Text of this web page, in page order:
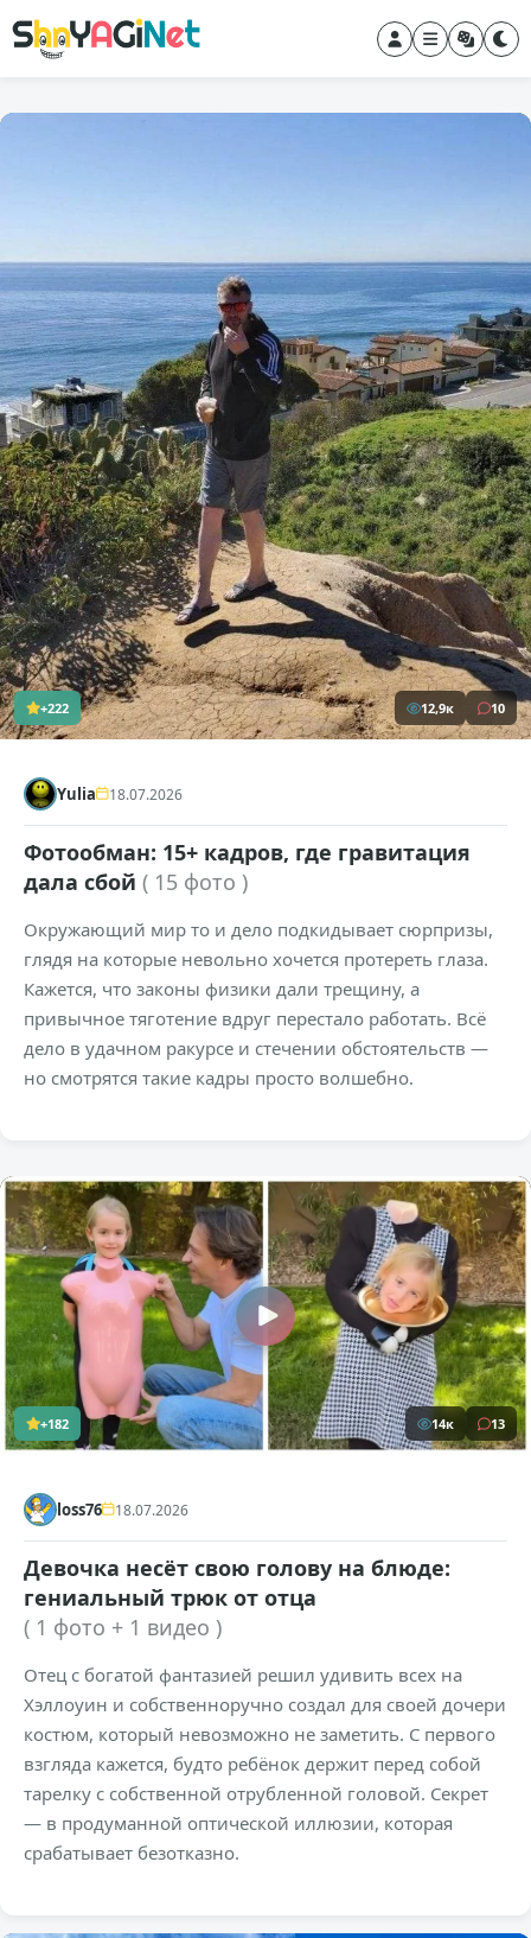
+222 12,9к 10
Yulia 18.07.2026
Фотообман: 15+ кадров, где гравитация
дала сбой ( 15 фото )
Окружающий мир то и дело подкидывает сюрпризы,
глядя на которые невольно хочется протереть глаза.
Кажется, что законы физики дали трещину, а
привычное тяготение вдруг перестало работать. Всё
дело в удачном ракурсе и стечении обстоятельств —
но смотрятся такие кадры просто волшебно.
+182 14к 13
loss76 18.07.2026
Девочка несёт свою голову на блюде:
гениальный трюк от отца
( 1 фото + 1 видео )
Отец с богатой фантазией решил удивить всех на
Хэллоуин и собственноручно создал для своей дочери
костюм, который невозможно не заметить. С первого
взгляда кажется, будто ребёнок держит перед собой
тарелку с собственной отрубленной головой. Секрет
— в продуманной оптической иллюзии, которая
срабатывает безотказно.